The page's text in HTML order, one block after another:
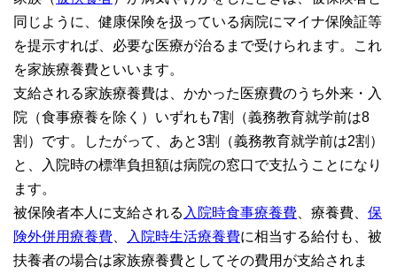
同じように、健康保険を扱っている病院にマイナ保険証等
を提示すれば、必要な医療が治るまで受けられます。これ
を家族療養費といいます。
支給される家族療養費は、かかった医療費のうち外来・入
院（食事療養を除く）いずれも7割（義務教育就学前は8
割）です。したがって、あと3割（義務教育就学前は2割）
と、入院時の標準負担額は病院の窓口で支払うことになり
ます。
被保険者本人に支給される 入院時食事療養費 、療養費、 保
険外併用療養費
入院時生活療養費に相当する給付も、被
扶養者の場合は家族療養費としてその費用が支給されま